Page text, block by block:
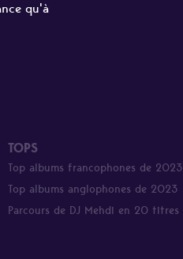
qu'à
TOPS
Top albums francophones de 2023
Top albums anglophones de 2023
Parcours de DJ Mehdi en 20 titres